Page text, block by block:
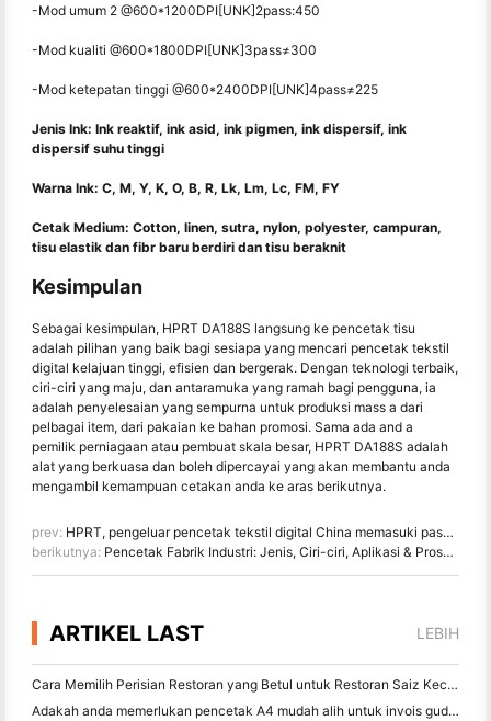
-Mod umum 2 @600*1200DPI[UNK]2pass:450
-Mod kualiti @600*1800DPI[UNK]3pass≠300
-Mod ketepatan tinggi @600*2400DPI[UNK]4pass≠225
Jenis Ink: Ink reaktif, ink asid, ink pigmen, ink dispersif, ink
dispersif suhu tinggi
Warna Ink: C, M, Y, K, O, B, R, Lk, Lm, Lc, FM, FY
Cetak Medium: Cotton, linen, sutra, nylon, polyester, campuran,
tisu elastik dan fibr baru berdiri dan tisu beraknit
Kesimpulan
Sebagai kesimpulan, HPRT DA188S langsung ke pencetak tisu
adalah pilihan yang baik bagi sesiapa yang mencari pencetak tekstil
digital kelajuan tinggi, efisien dan bergerak. Dengan teknologi terbaik,
ciri-ciri yang maju, dan antaramuka yang ramah bagi pengguna, ia
adalah penyelesaian yang sempurna untuk produksi mass a dari
pelbagai item, dari pakaian ke bahan promosi. Sama ada and a
pemilik perniagaan atau pembuat skala besar, HPRT DA188S adalah
alat yang berkuasa dan boleh dipercayai yang akan membantu anda
mengambil kemampuan cetakan anda ke aras berikutnya.
prev: HPRT, pengeluar pencetak tekstil digital China memasuki pasaran dengan keyakinan
berikutnya: Pencetak Fabrik Industri: Jenis, Ciri-ciri, Aplikasi & Prospek Masa Hadapan
ARTIKEL LAST LEBIH
Cara Memilih Perisian Restoran yang Betul untuk Restoran Saiz Kecil atau Pertengahan Anda
Adakah anda memerlukan pencetak A4 mudah alih untuk invois gudang? Apa yang sebenarnya berfungsi